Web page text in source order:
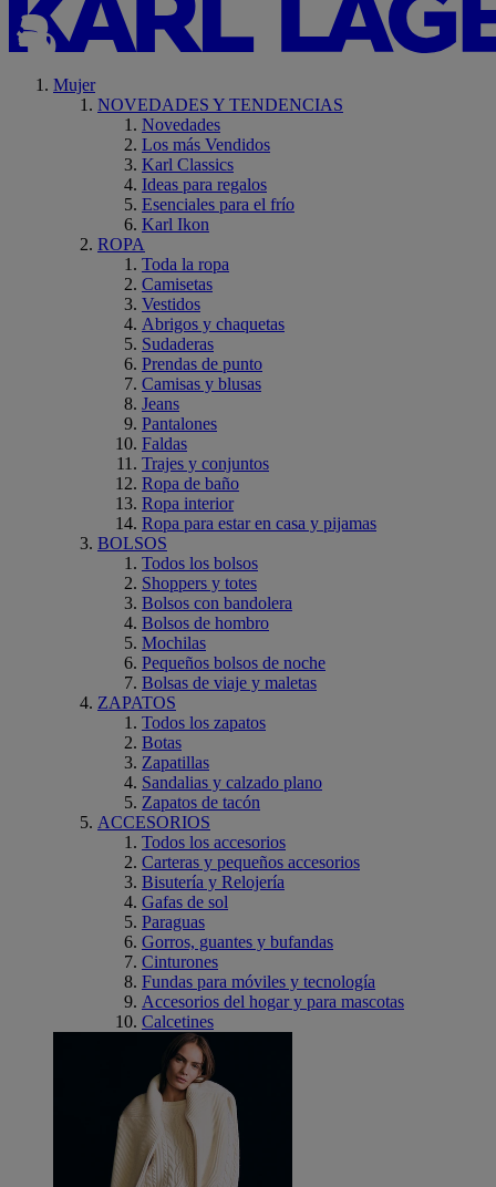
Mujer
NOVEDADES Y TENDENCIAS
Novedades
Los más Vendidos
Karl Classics
Ideas para regalos
Esenciales para el frío
Karl Ikon
ROPA
Toda la ropa
Camisetas
Vestidos
Abrigos y chaquetas
Sudaderas
Prendas de punto
Camisas y blusas
Jeans
Pantalones
Faldas
Trajes y conjuntos
Ropa de baño
Ropa interior
Ropa para estar en casa y pijamas
BOLSOS
Todos los bolsos
Shoppers y totes
Bolsos con bandolera
Bolsos de hombro
Mochilas
Pequeños bolsos de noche
Bolsas de viaje y maletas
ZAPATOS
Todos los zapatos
Botas
Zapatillas
Sandalias y calzado plano
Zapatos de tacón
ACCESORIOS
Todos los accesorios
Carteras y pequeños accesorios
Bisutería y Relojería
Gafas de sol
Paraguas
Gorros, guantes y bufandas
Cinturones
Fundas para móviles y tecnología
Accesorios del hogar y para mascotas
Calcetines